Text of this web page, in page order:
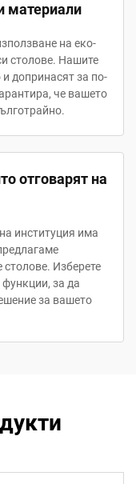
материали
на еко-
столове. Нашите
допринасят за по-
че вашето
отговарят на
институция има
Изберете
за да
за вашето